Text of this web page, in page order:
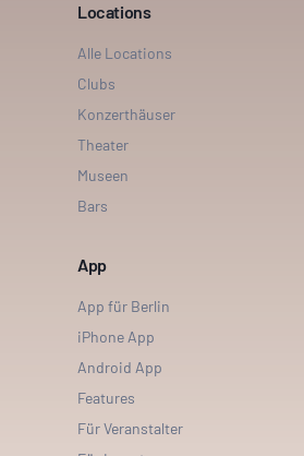
Locations
Alle Locations
Clubs
Konzerthäuser
Theater
Museen
Bars
App
App für Berlin
iPhone App
Android App
Features
Für Veranstalter